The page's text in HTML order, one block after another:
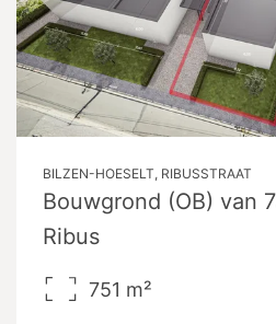
BILZEN-HOESELT, RIBUSSTRAAT
Bouwgrond (OB) van
Ribus
751 m²